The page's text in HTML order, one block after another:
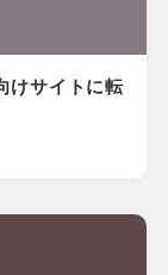
けサイトに転